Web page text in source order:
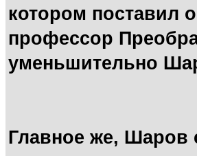
котором поставил
профессор
уменьшительно
Главное же, Шаров